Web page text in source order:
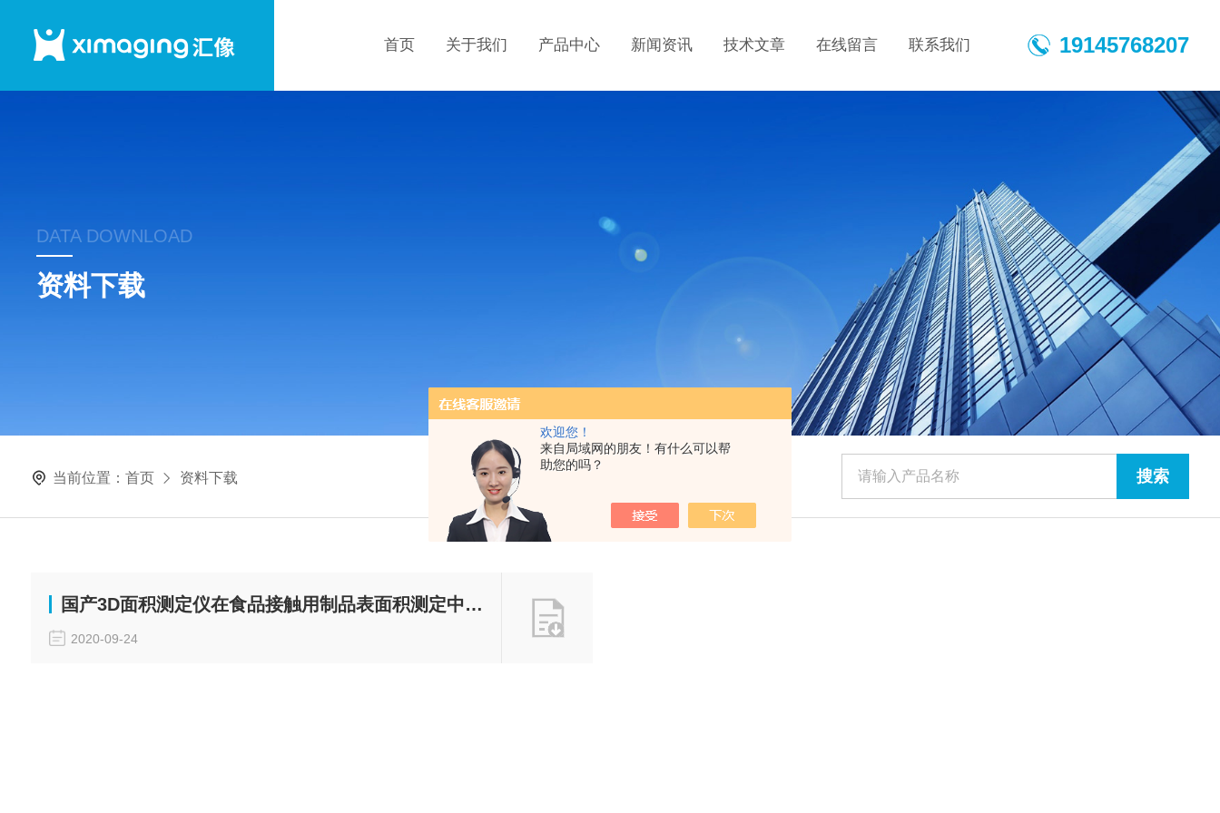
欢迎您！
来自局域网的朋友！有什么可以帮
助您的吗？
首页 关于我们 产品中心 新闻资讯 技术文章 在线留言 联系我们 19145768207
DATA DOWNLOAD
资料下载
当前位置： 首页 资料下载
国产3D面积测定仪在食品接触用制品表面积测定中的应用
2020-09-24